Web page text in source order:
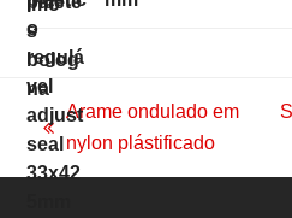
previous
post:
Arame ondulado em
nylon plástificado